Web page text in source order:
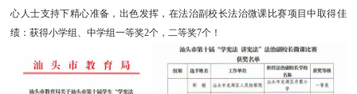
心人士支持下精心准备，出色发挥，在法治副校长法治微课比赛项目中取得佳
绩：获得小学组、中学组一等奖2个，二等奖7个！